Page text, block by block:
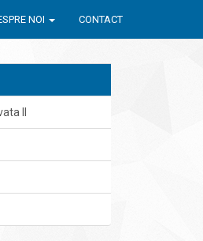
NOI CONTACT
II